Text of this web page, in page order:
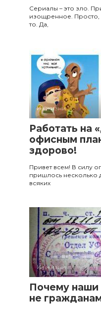
Сериалы – это зло.
изощренное. Просто,
то. Да,
Из жизни
Работать на
офисным
здорово!
Привет всем! В силу
пришлось несколько
всяких
Из жизни
Почему
не